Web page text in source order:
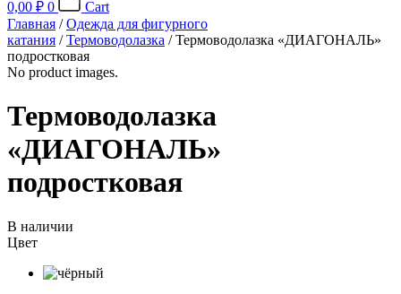
0,00 ₽ 0
Cart
Главная /Одежда для фигурного
катания /Термоводолазка / Термоводолазка «ДИАГОНАЛЬ»
подростковая
No product images.
Термоводолазка
«ДИАГОНАЛЬ»
подростковая
В наличии
Цвет